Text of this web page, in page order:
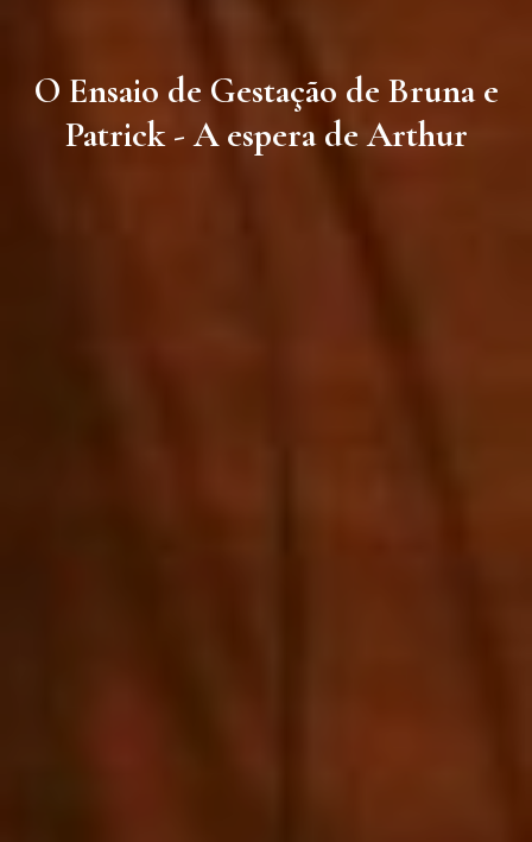
O Ensaio de Gestação de Bruna e
Patrick - A espera de Arthur